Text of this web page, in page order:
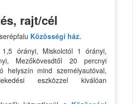
rajt/cél
Közösségi ház.
órányi, Miskolctól 1 órányi,
Mezőkövesdtől 20 percnyi
helyszín mind személyautóval,
eszközzel kiválóan